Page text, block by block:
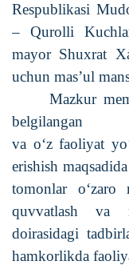
Respublikasi
– Qurolli
mayor Shuxrat
uchun mas’ul
Mazkur
belgilangan
va o‘z faoliyat
erishish
tomonlar o‘zaro
quvvatlash va
doirasidagi
hamkorlikda